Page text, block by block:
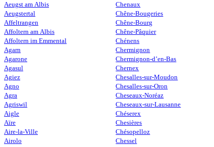
Aeugst am Albis
Aeugstertal
Affeltrangen
Affoltern am Albis
Affoltern im Emmental
Agarn
Agarone
Agasul
Agiez
Agno
Agra
Agriswil
Aigle
Aïre
Aire-la-Ville
Airolo
Chenaux
Chêne-Bougeries
Chêne-Bourg
Chêne-Pâquier
Chénens
Chermignon
Chermignon-d’en-Bas
Chernex
Chesalles-sur-Moudon
Chesalles-sur-Oron
Cheseaux-Noréaz
Cheseaux-sur-Lausanne
Chéserex
Chesières
Chésopelloz
Chessel